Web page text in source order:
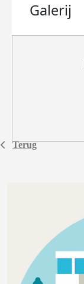
Terug
Galerij